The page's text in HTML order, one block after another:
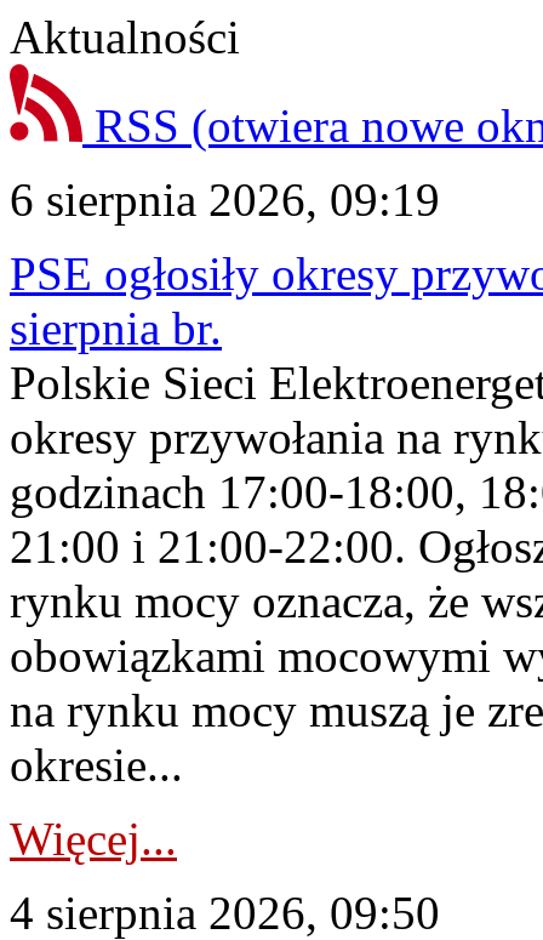
Aktualności
RSS (otwiera nowe
6 sierpnia 2026, 09:19
PSE ogłosiły okresy
sierpnia br.
Polskie Sieci
okresy przywołania na
godzinach 17:00-18:00,
21:00 i 21:00-22:00.
rynku mocy oznacza, że
obowiązkami mocowymi
na rynku mocy muszą je
okresie...
Więcej...
4 sierpnia 2026, 09:50